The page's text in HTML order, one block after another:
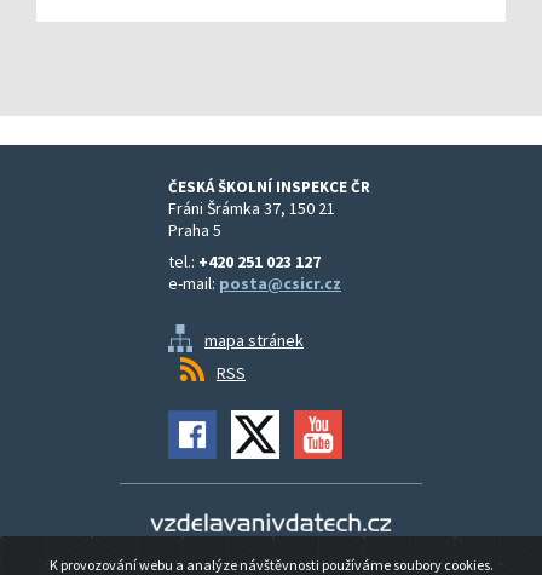
ČESKÁ ŠKOLNÍ INSPEKCE ČR
Fráni Šrámka 37, 150 21
Praha 5
tel.: +420 251 023 127
e-mail: posta@csicr.cz
mapa stránek
RSS
Vzdělávání v datech
Prohlášení o přístupnosti
K provozování webu a analýze návštěvnosti používáme soubory cookies.